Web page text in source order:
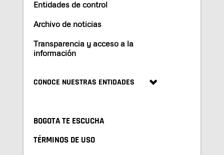
Entidades de control
Archivo de noticias
Transparencia y acceso a la
información
CONOCE NUESTRAS ENTIDADES
BOGOTA TE ESCUCHA
TÉRMINOS DE USO